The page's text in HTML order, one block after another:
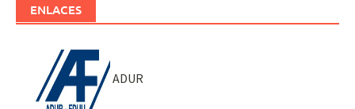
ENLACES
ADUR